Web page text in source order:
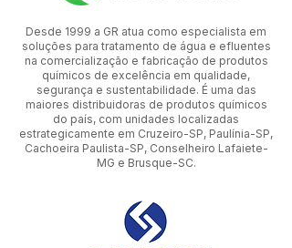
Desde 1999 a GR atua como especialista em
soluções para tratamento de água e efluentes
na comercialização e fabricação de produtos
químicos de excelência em qualidade,
segurança e sustentabilidade. É uma das
maiores distribuidoras de produtos químicos
do país, com unidades localizadas
estrategicamente em Cruzeiro-SP, Paulínia-SP,
Cachoeira Paulista-SP, Conselheiro Lafaiete-
MG e Brusque-SC.